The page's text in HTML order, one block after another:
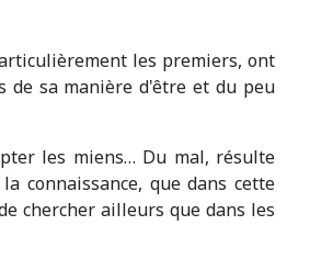
les premiers, ont
de sa manière d'être et du peu
les miens… Du mal, résulte
connaissance, que dans cette
chercher ailleurs que dans les